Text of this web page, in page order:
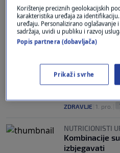
STRUČNJACI
Ljudi koji
imaju veće
"POWER"
Ovih pet
ZDRAVLJE 1. pro.
NUTRICIONISTI
Kombinacije
izbjegavati
Korištenje preciznih geolokacijskih
karakteristika uređaja za
uređaju. Personalizirano oglašavanje
sadržaja, uvidi u publiku i razvoj
Popis partnera (dobavljača)
Prikaži svrhe